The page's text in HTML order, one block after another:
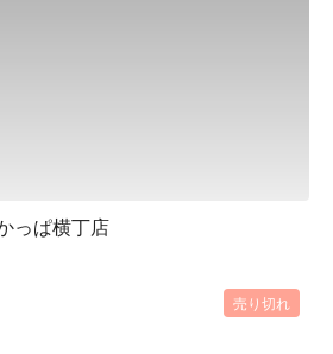
っぱ横丁店
売り切れ